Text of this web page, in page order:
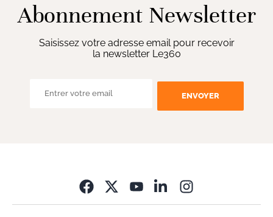
Abonnement Newsletter
Saisissez votre adresse email pour recevoir
la newsletter Le360
ENVOYER